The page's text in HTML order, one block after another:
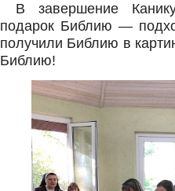
В завершение
подарок Библию —
получили Библию в
Библию!